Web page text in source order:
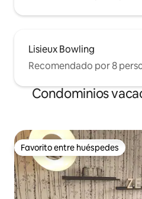
Lisieux Bowling
Recomendado por 8
Condominios
Favorito entre huéspedes
Favorito entre huéspedes